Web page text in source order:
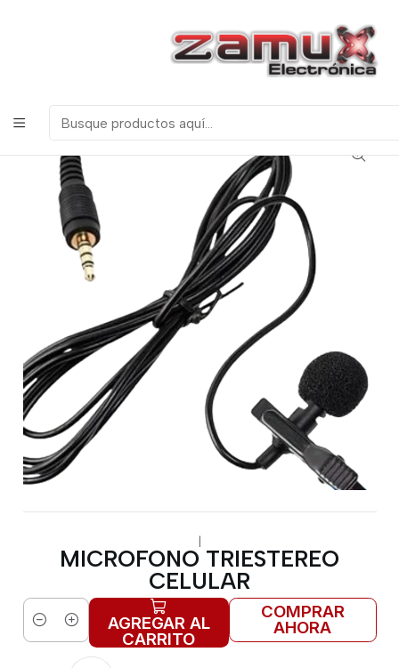
ELECTRONICOS, ROBOTICA & TECNOLOGIA
Tecnologia
Varios
MICROFONO TRIESTEREO CELULAR
|
MICROFONO TRIESTEREO
CELULAR
Cantidad AGREGAR AL
CARRITO
COMPRAR
AHORA